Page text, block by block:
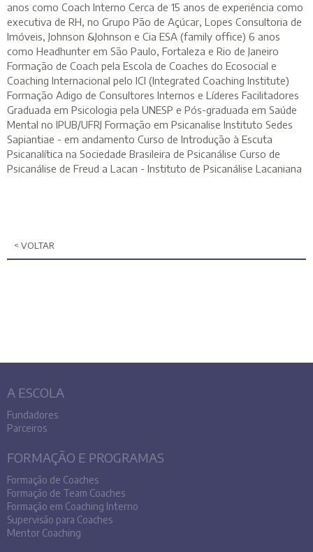
anos como Coach Interno Cerca de 15 anos de experiência como
executiva de RH, no Grupo Pão de Açúcar, Lopes Consultoria de
Imóveis, Johnson &Johnson e Cia ESA (family office) 6 anos
como Headhunter em São Paulo, Fortaleza e Rio de Janeiro
Formação de Coach pela Escola de Coaches do Ecosocial e
Coaching Internacional pelo ICI (Integrated Coaching Institute)
Formação Adigo de Consultores Internos e Líderes Facilitadores
Graduada em Psicologia pela UNESP e Pós-graduada em Saúde
Mental no IPUB/UFRJ Formação em Psicanalise Instituto Sedes
Sapiantiae - em andamento Curso de Introdução à Escuta
Psicanalítica na Sociedade Brasileira de Psicanálise Curso de
Psicanálise de Freud a Lacan - Instituto de Psicanálise Lacaniana
< VOLTAR
A ESCOLA
Fundadores
Parceiros
FORMAÇÃO E PROGRAMAS
Formação de Coaches
Formação de Team Coaches
Formação em Coaching Interno
Supervisão para Coaches
Mentor Coaching